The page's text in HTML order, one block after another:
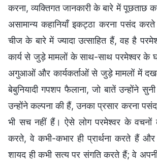
करना, व्यक्तिगत जानकारी के बारे में
असामान्य कहानियाँ इकट्ठा करना पसंद
चीज के बारे में ज्यादा उत्साहित हैं, वह है
कार्य से जुड़े मामलों के साथ-साथ परमेश्वर के
अगुआओं और कार्यकर्ताओं से जुड़े मामलों में
बेबुनियादी गपशप फैलाना, जो बातें उन्होंने
उन्होंने कल्पना की हैं, उनका प्रसार करना
भी सच नहीं हैं। ऐसे लोग परमेश्वर के वचनों
करते, वे कभी-कभार ही प्रार्थना करते हैं
शायद ही कभी सत्य पर संगति करते हैं; वे अपनी